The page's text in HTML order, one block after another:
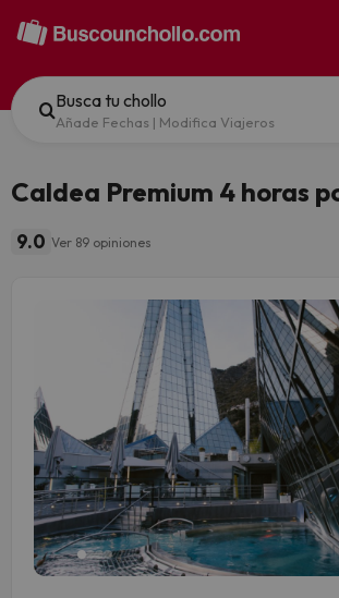
Busca tu chollo
Añade Fechas | Modifica Viajeros
Caldea Premium 4 horas
9.0 Ver 89 opiniones